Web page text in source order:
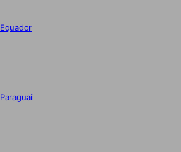
Equador
Paraguai